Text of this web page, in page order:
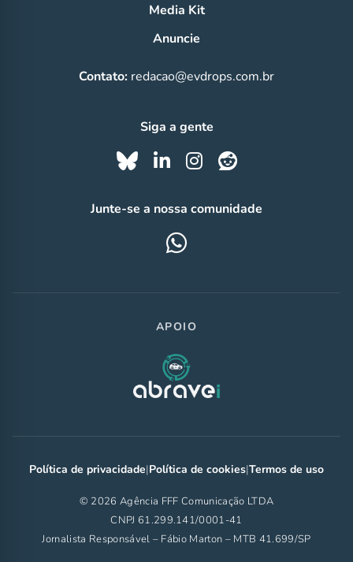
Media Kit
Anuncie
Contato: redacao@evdrops.com.br
Siga a gente
Junte-se a nossa comunidade
APOIO
Política de privacidade|Política de cookies|Termos de uso
© 2026 Agência FFF Comunicação LTDA
CNPJ 61.299.141/0001-41
Jornalista Responsável – Fábio Marton – MTB 41.699/SP